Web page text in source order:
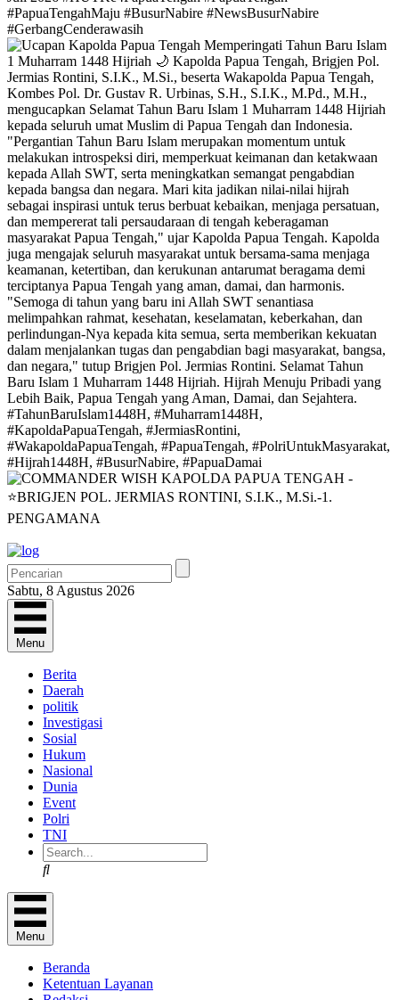
Sabtu, 8 Agustus 2026
Menu
Berita
Daerah
politik
Investigasi
Sosial
Hukum
Nasional
Dunia
Event
Polri
TNI
Search
Menu
Beranda
Ketentuan Layanan